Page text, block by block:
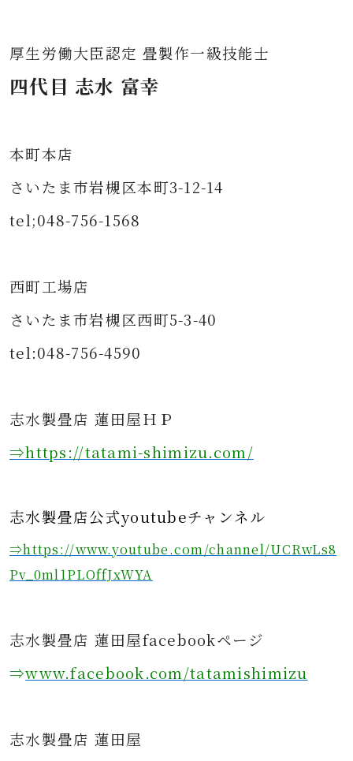
厚生労働大臣認定 畳製作一級技能士
四代目 志水 富幸
本町本店
さいたま市岩槻区本町3-12-14
tel;048-756-1568
西町工場店
さいたま市岩槻区西町5-3-40
tel:048-756-4590
志水製畳店 蓮田屋ＨＰ
⇒https://tatami-shimizu.com/
志水製畳店公式youtubeチャンネル
⇒https://www.youtube.com/channel/UCRwLs8
Pv_0ml1PLOffJxWYA
志水製畳店 蓮田屋facebookページ
⇒www.facebook.com/tatamishimizu
志水製畳店 蓮田屋